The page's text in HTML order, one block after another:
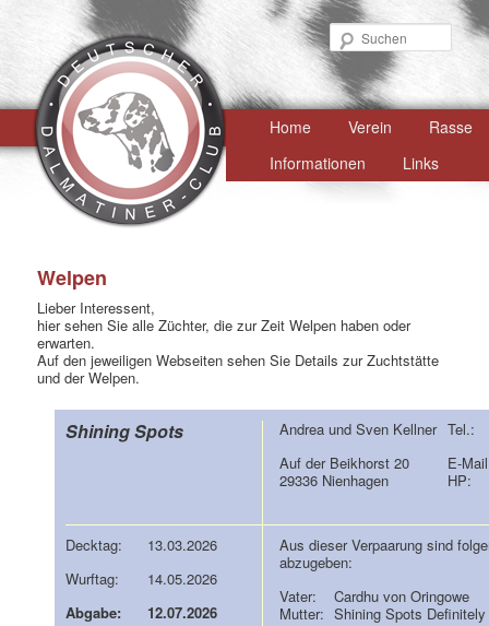
Hauptmenü
Zum
primären
Home Verein
Rasse
Informationen
Links
Welpen
Lieber Interessent,
hier sehen Sie alle Züchter, die zur Zeit Welpen haben oder
erwarten.
Auf den jeweiligen Webseiten sehen Sie Details zur Zuchtstätte
und der Welpen.
Shining Spots
Andrea und Sven Kellner
Auf der Beikhorst 20
29336 Nienhagen
Tel.:
E-
HP:
Decktag:
13.03.2026
Wurftag:
14.05.2026
Abgabe:
12.07.2026
Aus dieser Verpaarung sind
abzugeben:
Vater:
Cardhu von Oringowe
Mutter: Shining Spots